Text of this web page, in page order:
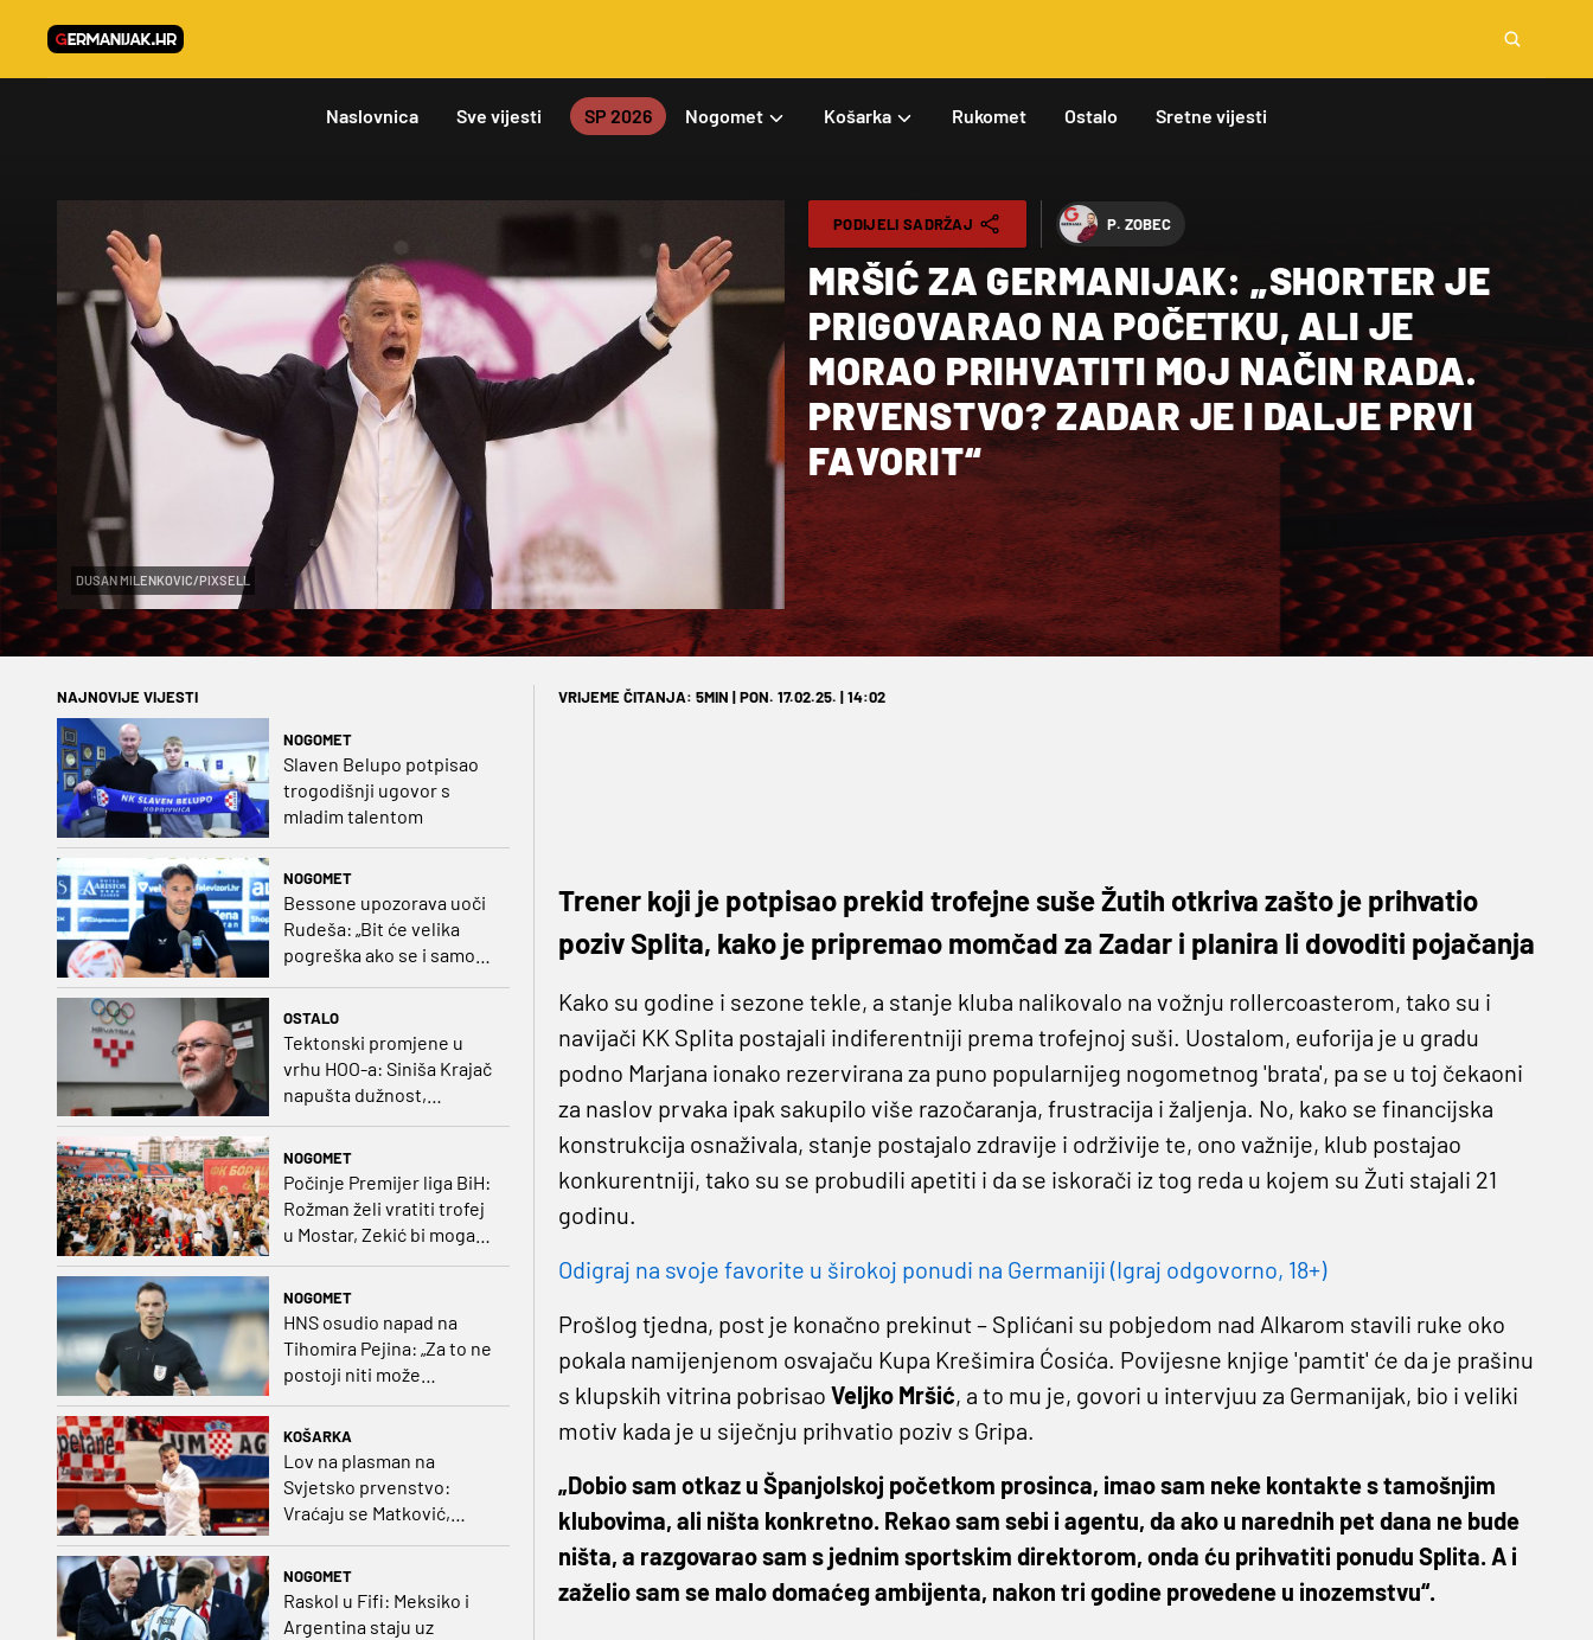
Naslovnica Sve vijesti SP 2026 Nogomet Košarka Rukomet Ostalo Sretne vijesti
DUSAN MILENKOVIC/PIXSELL
PODIJELI SADRŽAJ P. ZOBEC
MRŠIĆ ZA GERMANIJAK: „SHORTER JE
PRIGOVARAO NA POČETKU, ALI JE
MORAO PRIHVATITI MOJ NAČIN RADA.
PRVENSTVO? ZADAR JE I DALJE PRVI
FAVORIT“
NAJNOVIJE VIJESTI
NOGOMET
Slaven Belupo potpisao
trogodišnji ugovor s
mladim talentom
NOGOMET
Bessone upozorava uoči
Rudeša: „Bit će velika
pogreška ako se i samo
OSTALO
Tektonski promjene u
vrhu HOO-a: Siniša Krajač
napušta dužnost,
razriješeno i svih osam
NOGOMET
Počinje Premijer liga BiH:
Rožman želi vratiti trofej
u Mostar, Zekić bi mogao
biti iznenađenje
NOGOMET
HNS osudio napad na
Tihomira Pejina: „Za to ne
postoji niti može
KOŠARKA
Lov na plasman na
Svjetsko prvenstvo:
Vraćaju se Matković,
NOGOMET
Raskol u Fifi: Meksiko i
Argentina staju uz
VRIJEME ČITANJA: 5MIN | PON. 17.02.25. | 14:02
Trener koji je potpisao prekid trofejne suše Žutih otkriva zašto je prihvatio
poziv Splita, kako je pripremao momčad za Zadar i planira li dovoditi pojačanja
Kako su godine i sezone tekle, a stanje kluba nalikovalo na vožnju rollercoasterom, tako su i
navijači KK Splita postajali indiferentniji prema trofejnoj suši. Uostalom, euforija je u gradu
podno Marjana ionako rezervirana za puno popularnijeg nogometnog 'brata', pa se u toj čekaoni
za naslov prvaka ipak sakupilo više razočaranja, frustracija i žaljenja. No, kako se financijska
konstrukcija osnaživala, stanje postajalo zdravije i održivije te, ono važnije, klub postajao
konkurentniji, tako su se probudili apetiti i da se iskorači iz tog reda u kojem su Žuti stajali 21
godinu.
Odigraj na svoje favorite u širokoj ponudi na Germaniji (Igraj odgovorno, 18+)
Prošlog tjedna, post je konačno prekinut – Splićani su pobjedom nad Alkarom stavili ruke oko
pokala namijenjenom osvajaču Kupa Krešimira Ćosića. Povijesne knjige 'pamtit' će da je prašinu
s klupskih vitrina pobrisao Veljko Mršić, a to mu je, govori u intervjuu za Germanijak, bio i veliki
motiv kada je u siječnju prihvatio poziv s Gripa.
„Dobio sam otkaz u Španjolskoj početkom prosinca, imao sam neke kontakte s tamošnjim
klubovima, ali ništa konkretno. Rekao sam sebi i agentu, da ako u narednih pet dana ne bude
ništa, a razgovarao sam s jednim sportskim direktorom, onda ću prihvatiti ponudu Splita. A i
zaželio sam se malo domaćeg ambijenta, nakon tri godine provedene u inozemstvu“.